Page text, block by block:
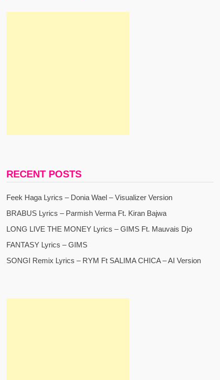
RECENT POSTS
Feek Haga Lyrics – Donia Wael – Visualizer Version
BRABUS Lyrics – Parmish Verma Ft. Kiran Bajwa
LONG LIVE THE MONEY Lyrics – GIMS Ft. Mauvais Djo
FANTASY Lyrics – GIMS
SONGI Remix Lyrics – RYM Ft SALIMA CHICA – AI Version